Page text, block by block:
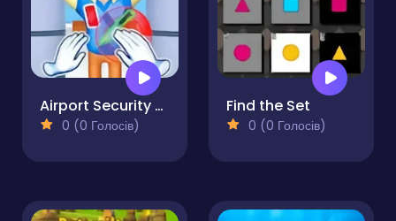
Airport Security 3d
0 (0 Голосів)
Find the Set
0 (0 Голосів)